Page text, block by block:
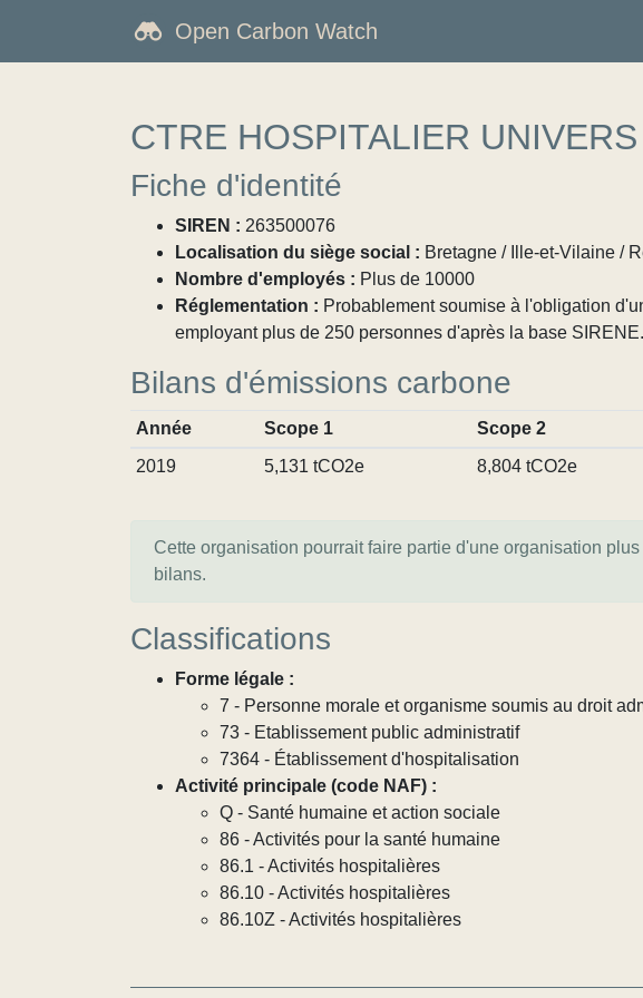
Open Carbon Watch
CTRE HOSPITALIER
Fiche d'identité
SIREN : 263500076
Localisation du siège social : Bretagne / Ille-et-Vilaine /
Nombre d'employés : Plus de 10000
Réglementation : Probablement soumise à l'obligation
employant plus de 250 personnes d'après la base SIRENE.
Bilans d'émissions carbone
Année Scope 1 Scope 2
2019
5,131 tCO2e 8,804 tCO2e
Cette organisation pourrait faire partie d'une organisation
bilans.
Classifications
Forme légale :
7 - Personne morale et organisme soumis au droit
73 - Etablissement public administratif
7364 - Établissement d'hospitalisation
Activité principale (code NAF) :
Q - Santé humaine et action sociale
86 - Activités pour la santé humaine
86.1 - Activités hospitalières
86.10 - Activités hospitalières
86.10Z - Activités hospitalières